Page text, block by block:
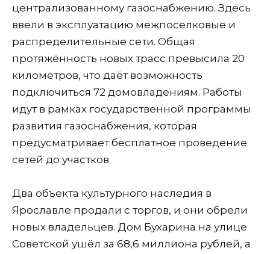
централизованному газоснабжению. Здесь
ввели в эксплуатацию межпоселковые и
распределительные сети. Общая
протяжённость новых трасс превысила 20
километров, что даёт возможность
подключиться 72 домовладениям. Работы
идут в рамках государственной программы
развития газоснабжения, которая
предусматривает бесплатное проведение
сетей до участков.
Два объекта культурного наследия в
Ярославле продали с торгов, и они обрели
новых владельцев. Дом Бухарина на улице
Советской ушёл за 68,6 миллиона рублей, а